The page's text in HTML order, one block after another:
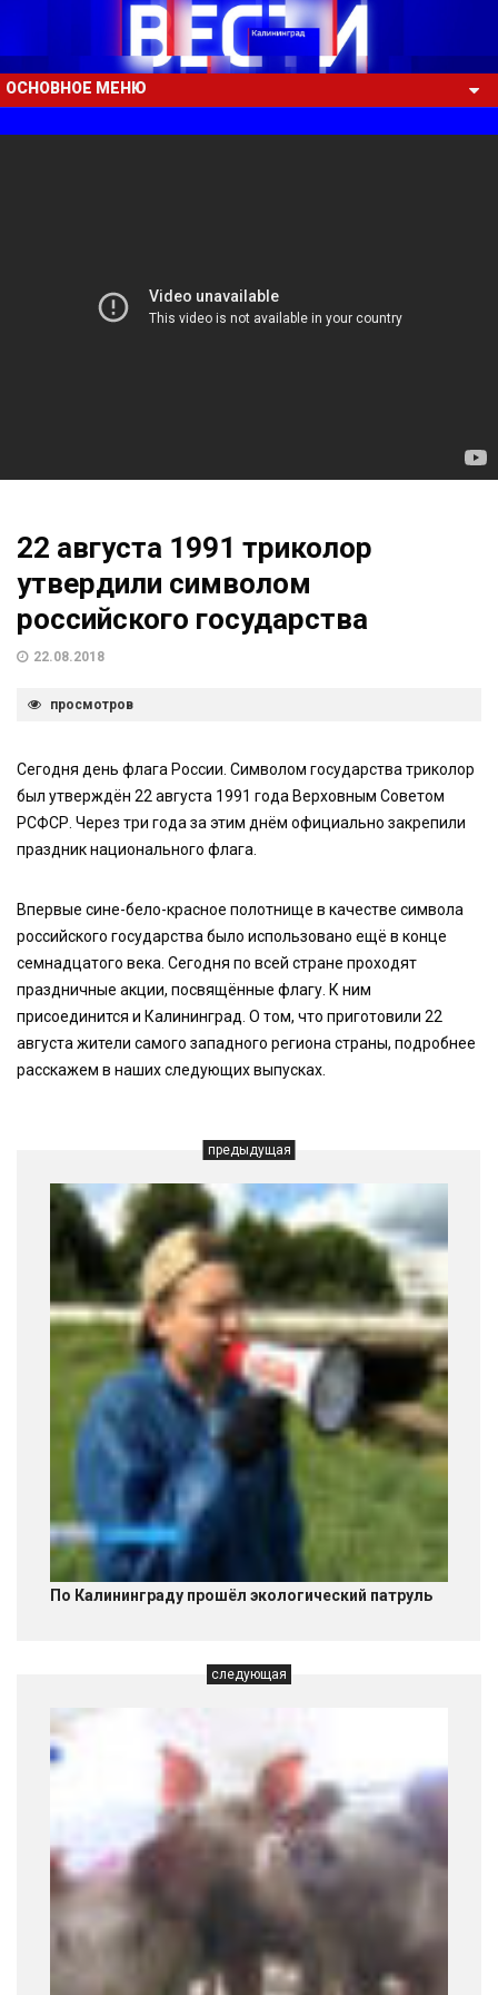
ОСНОВНОЕ МЕНЮ
22 августа 1991 триколор
утвердили символом
российского государства
22.08.2018
просмотров
Сегодня день флага России. Символом государства триколор
был утверждён 22 августа 1991 года Верховным Советом
РСФСР. Через три года за этим днём официально закрепили
праздник национального флага.
Впервые сине-бело-красное полотнище в качестве символа
российского государства было использовано ещё в конце
семнадцатого века. Сегодня по всей стране проходят
праздничные акции, посвящённые флагу. К ним
присоединится и Калининград. О том, что приготовили 22
августа жители самого западного региона страны, подробнее
расскажем в наших следующих выпусках.
предыдущая
По Калининграду прошёл экологический патруль
следующая